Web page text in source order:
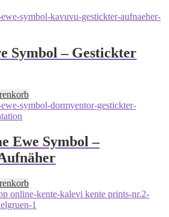
Symbol – Gestickter
Ewe Symbol –